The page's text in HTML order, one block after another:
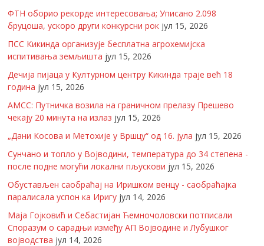
ФТН оборио рекорде интересовања; Уписано 2.098
бруцоша, ускоро други конкурсни рок јул 15, 2026
ПСС Кикинда организује бесплатна агрохемијска
испитивања земљишта јул 15, 2026
Дечија пијаца у Културном центру Кикинда траје већ 18
година јул 15, 2026
АМСС: Путничка возила на граничном прелазу Прешево
чекају 20 минута на излаз јул 15, 2026
„Дани Косова и Метохије у Вршцу“ од 16. јула јул 15, 2026
Сунчано и топло у Војводини, температура до 34 степена -
после подне могући локални пљускови јул 15, 2026
Обустављен саобраћај на Иришком венцу - саобраћајка
паралисала успон ка Иригу јул 14, 2026
Маја Гојковић и Себастијан Ћемночоловски потписали
Споразум о сарадњи између АП Војводине и Лубушког
војводства јул 14, 2026